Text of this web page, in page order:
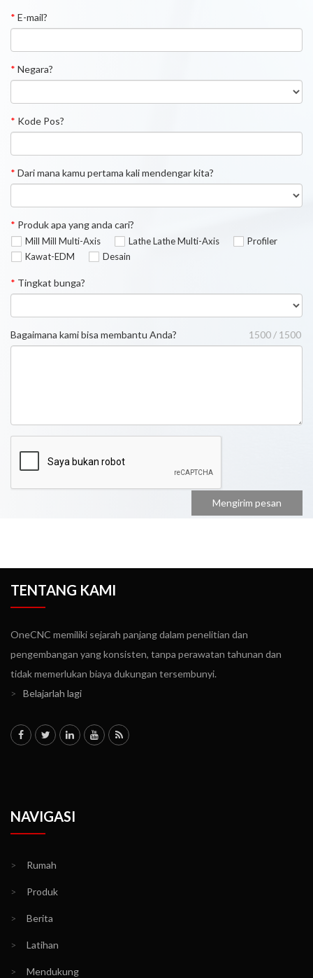
* E-mail?
* Negara?
* Kode Pos?
* Dari mana kamu pertama kali mendengar kita?
* Produk apa yang anda cari?
Mill Mill Multi-Axis Lathe Lathe Multi-Axis
Profiler
Kawat-EDM
Desain
* Tingkat bunga?
Bagaimana kami bisa membantu Anda? 1500 / 1500
TENTANG KAMI
OneCNC memiliki sejarah panjang dalam penelitian dan
pengembangan yang konsisten, tanpa perawatan tahunan dan
tidak memerlukan biaya dukungan tersembunyi.
>
Belajarlah lagi
NAVIGASI
> Rumah
> Produk
> Berita
> Latihan
> Mendukung